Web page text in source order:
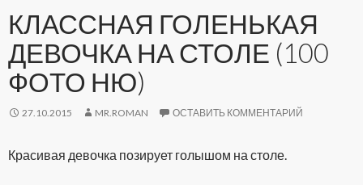
КЛАССНАЯ ГОЛЕНЬКАЯ
ДЕВОЧКА НА СТОЛЕ (100
ФОТО НЮ)
27.10.2015 MR.ROMAN ОСТАВИТЬ КОММЕНТАРИЙ
Красивая девочка позирует голышом на столе.